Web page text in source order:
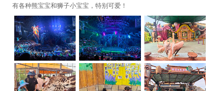
有各种熊宝宝和狮子小宝宝，特别可爱！